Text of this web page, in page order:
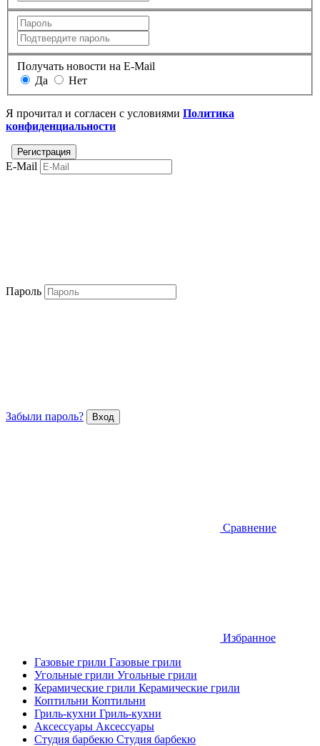
Получать новости на E-Mail
Да
Нет
Я прочитал и согласен с условиями Политика
конфиденциальности
E-Mail
Пароль
Забыли пароль?
Сравнение
Избранное
Газовые грили Газовые грили
Угольные грили Угольные грили
Керамические грили Керамические грили
Коптильни Коптильни
Гриль-кухни Гриль-кухни
Аксессуары Аксессуары
Студия барбекю Студия барбекю